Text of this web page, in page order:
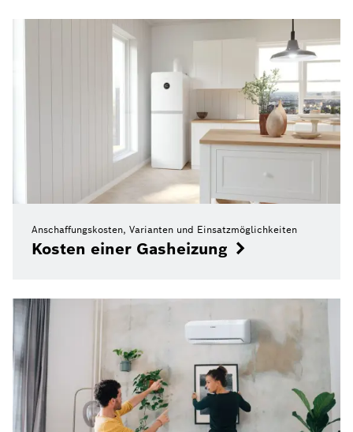
Anschaffungskosten, Varianten und Einsatzmöglichkeiten
Kosten einer Gasheizung